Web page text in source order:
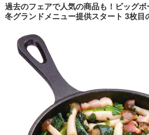
音楽
ショッピング
ペット
プッシュ通知の停止方法
過去のフェアで人気の商品も！ビッグ
冬グランドメニュー提供スタート 3枚目